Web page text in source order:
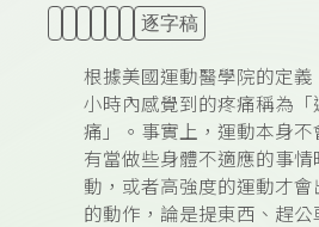
逐字稿
根據美國運動醫學院的定
小時內感覺到的疼痛稱為「
痛」。事實上，運動本身不
有當做些身體不適應的事
動，或者高強度的運動才會
的動作，論是提東西、趕公